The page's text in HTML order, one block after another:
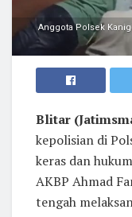
Anggota Polsek
Blitar
kepolisian di
keras dan
AKBP Ahmad
tengah